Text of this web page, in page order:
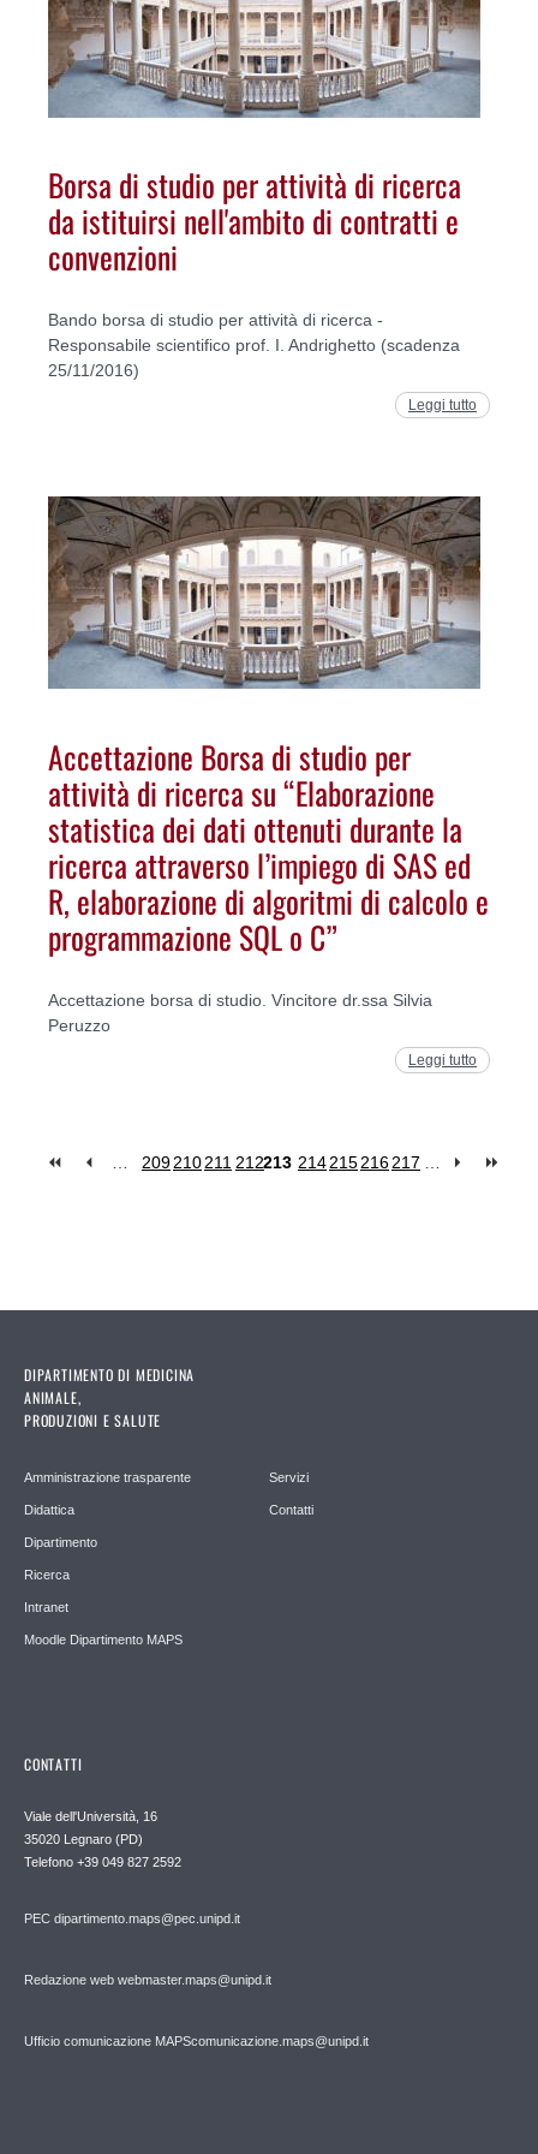
Borsa di studio per attività di ricerca
da istituirsi nell'ambito di contratti e
convenzioni
Bando borsa di studio per attività di ricerca -
Responsabile scientifico prof. I. Andrighetto (scadenza
25/11/2016)
Leggi tutto
Accettazione Borsa di studio per
attività di ricerca su “Elaborazione
statistica dei dati ottenuti durante la
ricerca attraverso l’impiego di SAS ed
R, elaborazione di algoritmi di calcolo e
programmazione SQL o C”
Accettazione borsa di studio. Vincitore dr.ssa Silvia
Peruzzo
Leggi tutto
209210211 212213 214215216217
DIPARTIMENTO DI MEDICINA
ANIMALE,
PRODUZIONI E SALUTE
Amministrazione trasparente
Didattica
Dipartimento
Ricerca
Intranet
Moodle Dipartimento MAPS
Servizi
Contatti
CONTATTI
Viale dell'Università, 16
35020 Legnaro (PD)
Telefono +39 049 827 2592
PEC dipartimento.maps@pec.unipd.it
Redazione web webmaster.maps@unipd.it
Ufficio comunicazione MAPScomunicazione.maps@unipd.it